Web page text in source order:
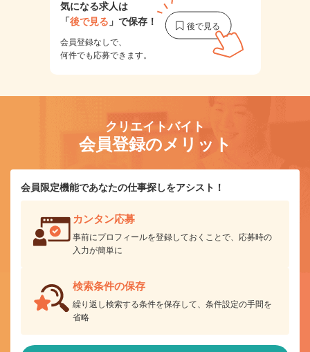
気になる求人は
「後で見る 」で保存！
会員登録なしで、
何件でも応募できます。
クリエイトバイト
会員登録のメリット
会員限定機能であなたの仕事探しをアシスト！
カンタン応募
事前にプロフィールを登録しておくことで、応募時の
入力が簡単に
検索条件の保存
繰り返し検索する条件を保存して、条件設定の手間を
省略